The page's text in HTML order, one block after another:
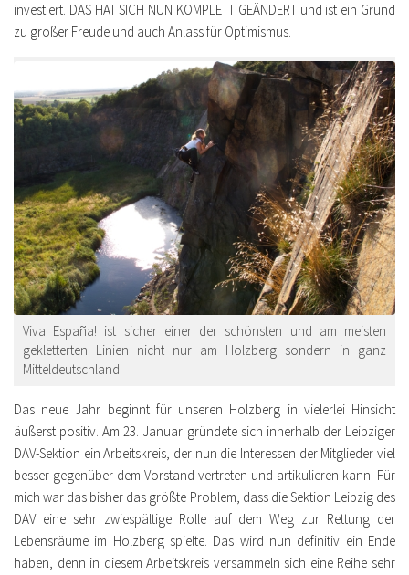
investiert. DAS HAT SICH NUN KOMPLETT GEÄNDERT und ist ein Grund
zu großer Freude und auch Anlass für Optimismus.
Viva España! ist sicher einer der schönsten und am meisten
gekletterten Linien nicht nur am Holzberg sondern in ganz
Mitteldeutschland.
Das neue Jahr beginnt für unseren Holzberg in vielerlei Hinsicht
äußerst positiv. Am 23. Januar gründete sich innerhalb der Leipziger
DAV-Sektion ein Arbeitskreis, der nun die Interessen der Mitglieder viel
besser gegenüber dem Vorstand vertreten und artikulieren kann. Für
mich war das bisher das größte Problem, dass die Sektion Leipzig des
DAV eine sehr zwiespältige Rolle auf dem Weg zur Rettung der
Lebensräume im Holzberg spielte. Das wird nun definitiv ein Ende
haben, denn in diesem Arbeitskreis versammeln sich eine Reihe sehr